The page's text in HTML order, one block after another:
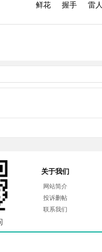
鲜花 握手 雷
关于我们
网站简介
投诉删帖
联系我们